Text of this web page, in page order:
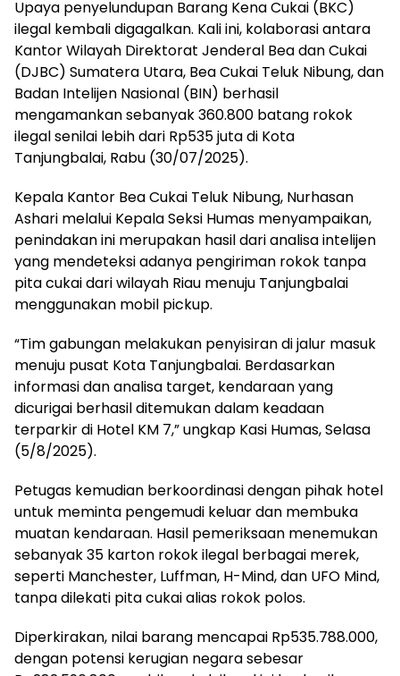
Upaya penyelundupan Barang Kena Cukai (BKC)
ilegal kembali digagalkan. Kali ini, kolaborasi antara
Kantor Wilayah Direktorat Jenderal Bea dan Cukai
(DJBC) Sumatera Utara, Bea Cukai Teluk Nibung, dan
Badan Intelijen Nasional (BIN) berhasil
mengamankan sebanyak 360.800 batang rokok
ilegal senilai lebih dari Rp535 juta di Kota
Tanjungbalai, Rabu (30/07/2025).
Kepala Kantor Bea Cukai Teluk Nibung, Nurhasan
Ashari melalui Kepala Seksi Humas menyampaikan,
penindakan ini merupakan hasil dari analisa intelijen
yang mendeteksi adanya pengiriman rokok tanpa
pita cukai dari wilayah Riau menuju Tanjungbalai
menggunakan mobil pickup.
“Tim gabungan melakukan penyisiran di jalur masuk
menuju pusat Kota Tanjungbalai. Berdasarkan
informasi dan analisa target, kendaraan yang
dicurigai berhasil ditemukan dalam keadaan
terparkir di Hotel KM 7,” ungkap Kasi Humas, Selasa
(5/8/2025).
Petugas kemudian berkoordinasi dengan pihak hotel
untuk meminta pengemudi keluar dan membuka
muatan kendaraan. Hasil pemeriksaan menemukan
sebanyak 35 karton rokok ilegal berbagai merek,
seperti Manchester, Luffman, H-Mind, dan UFO Mind,
tanpa dilekati pita cukai alias rokok polos.
Diperkirakan, nilai barang mencapai Rp535.788.000,
dengan potensi kerugian negara sebesar